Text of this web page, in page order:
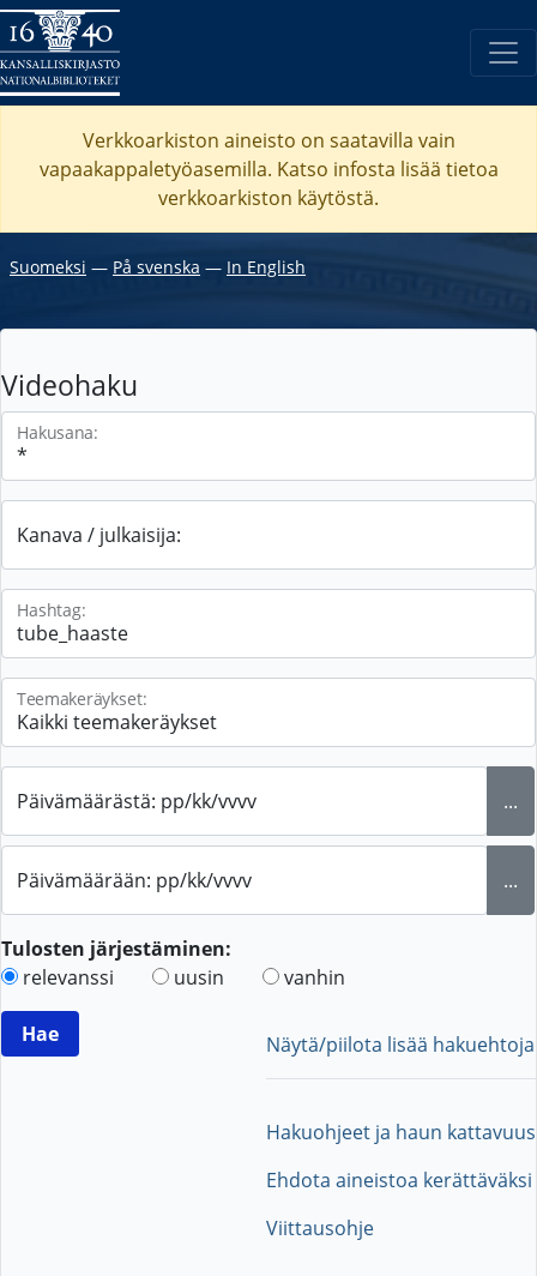
Verkkoarkiston aineisto on saatavilla vain
vapaakappaletyöasemilla. Katso infosta lisää tietoa
verkkoarkiston käytöstä.
Suomeksi ― På svenska ― In English
Videohaku
Hakusana:
Kanava / julkaisija:
Hashtag:
Teemakeräykset:
Päivämäärästä: pp/kk/vvvv ...
Päivämäärään: pp/kk/vvvv ...
Tulosten järjestäminen:
relevanssi
uusin vanhin
Näytä/piilota lisää hakuehtoja
Hakuohjeet ja haun kattavuus
Ehdota aineistoa kerättäväksi
Viittausohje